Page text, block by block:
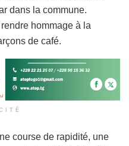
dans la commune.
hommage à la
de café.
course de rapidité, une